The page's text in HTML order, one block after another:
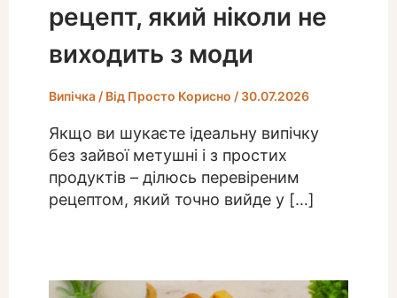
рецепт, який ніколи не
виходить з моди
Випічка/ Від Просто Корисно / 30.07.2026
Якщо ви шукаєте ідеальну випічку
без зайвої метушні і з простих
продуктів – ділюсь перевіреним
рецептом, який точно вийде у […]